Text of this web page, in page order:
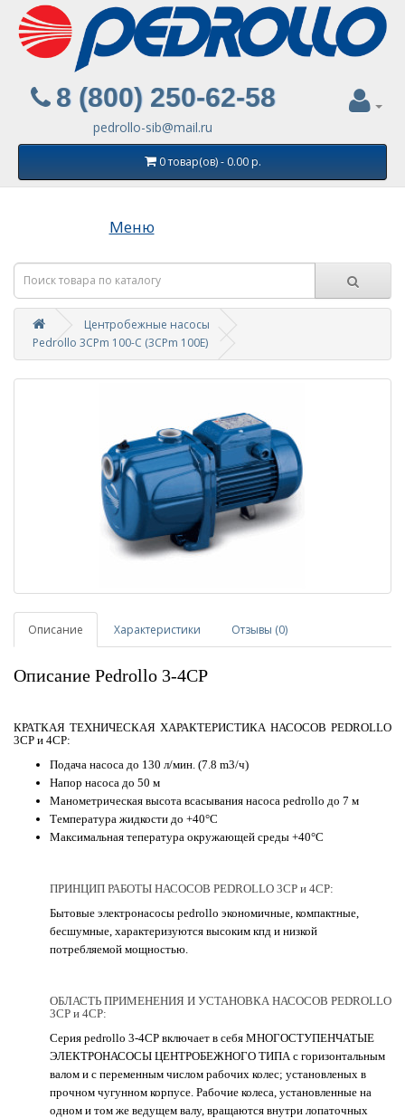
8 (800) 250-62-58
pedrollo-sib@mail.ru
0 товар(ов) - 0.00 р.
Меню
Центробежные насосы
Pedrollo 3CPm 100-C (3СРm 100E)
Описание Характеристики Отзывы (0)
Описание Pedrollo 3-4CP
КРАТКАЯ ТЕХНИЧЕСКАЯ ХАРАКТЕРИСТИКА НАСОСОВ PEDROLLO
3CP и 4CP:
Подача насоса до 130 л/мин. (7.8 m3/ч)
Напор насоса до 50 м
Манометрическая высота всасывания насоса pedrollo до 7 м
Температура жидкости до +40°C
Максимальная тепература окружающей среды +40°C
ПРИНЦИП РАБОТЫ НАСОСОВ PEDROLLO 3CP и 4CP:
Бытовые электронасосы pedrollo экономичные, компактные,
бесшумные, характеризуются высоким кпд и низкой
потребляемой мощностью.
ОБЛАСТЬ ПРИМЕНЕНИЯ И УСТАНОВКА НАСОСОВ PEDROLLO
3CP и 4CP:
Серия pedrollo 3-4СР включает в себя МНОГОСТУПЕНЧАТЫЕ
ЭЛЕКТРОНАСОСЫ ЦЕНТРОБЕЖНОГО ТИПА с горизонтальным
валом и с переменным числом рабочих колес; установленых в
прочном чугунном корпусе. Рабочие колеса, установленные на
одном и том же ведущем валу, вращаются внутри лопаточных